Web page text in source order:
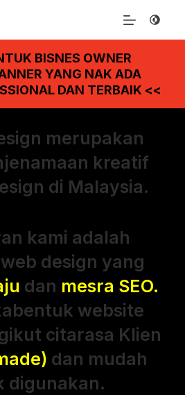
BISNES OWNER
YANG NAK ADA
DAN TERBAIK <<
merupakan
kreatif
di Malaysia.
kami adalah
design yang
dan mesra SEO.
website
citarasa Klien
dan mudah
digunakan.